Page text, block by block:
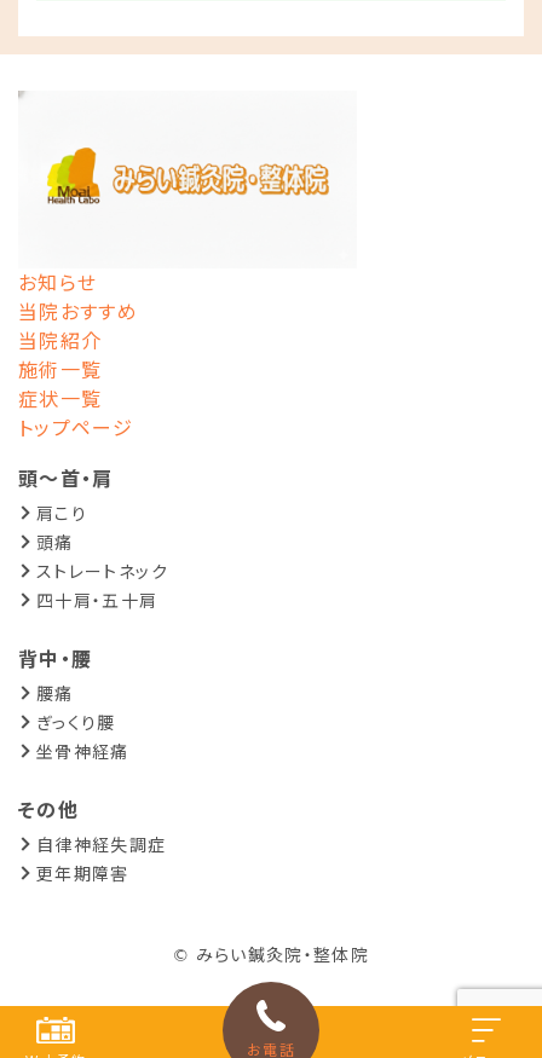
お電話
お知らせ
当院おすすめ
当院紹介
施術一覧
症状一覧
トップページ
頭～首・肩
肩こり
頭痛
ストレートネック
四十肩・五十肩
背中・腰
腰痛
ぎっくり腰
坐骨神経痛
その他
自律神経失調症
更年期障害
© みらい鍼灸院・整体院